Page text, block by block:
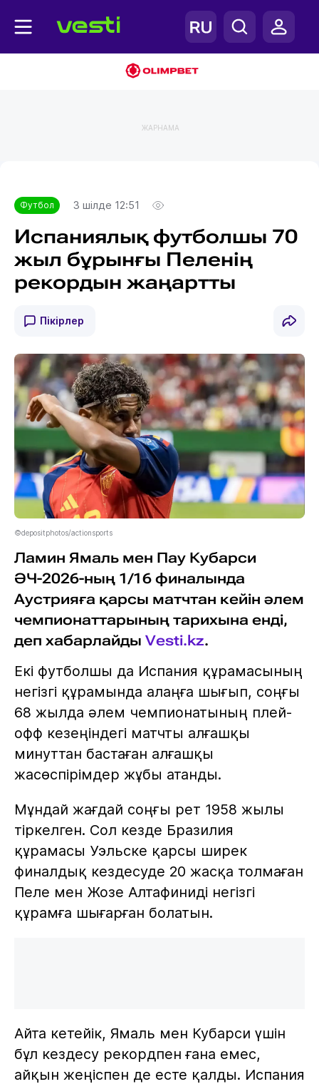
ЖАРНАМА
Футбол 3 шілде 12:51
Испаниялық футболшы 70
жыл бұрынғы Пеленің
рекордын жаңартты
Пікірлер
©depositphotos/actionsports
Ламин Ямаль мен Пау Кубарси
ӘЧ-2026-ның 1/16 финалында
Аустрияға қарсы матчтан кейін әлем
чемпионаттарының тарихына енді,
деп хабарлайды Vesti.kz.
Екі футболшы да Испания құрамасының
негізгі құрамында алаңға шығып, соңғы
68 жылда әлем чемпионатының плей-
офф кезеңіндегі матчты алғашқы
минуттан бастаған алғашқы
жасөспірімдер жұбы атанды.
Мұндай жағдай соңғы рет 1958 жылы
тіркелген. Сол кезде Бразилия
құрамасы Уэльске қарсы ширек
финалдық кездесуде 20 жасқа толмаған
Пеле мен Жозе Алтафиниді негізгі
құрамға шығарған болатын.
Айта кетейік, Ямаль мен Кубарси үшін
бұл кездесу рекордпен ғана емес,
айқын жеңіспен де есте қалды. Испания